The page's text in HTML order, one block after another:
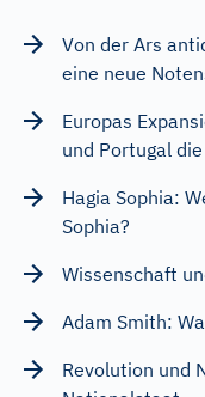
Von der Ars
eine neue
Europas
und Portugal
Hagia Sophia:
Sophia?
Wissenschaft
Adam Smith:
Revolution und